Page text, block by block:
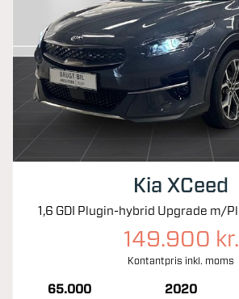
Kia XCeed
149.900 kr.
Kontantpris inkl. moms
65.000
2020